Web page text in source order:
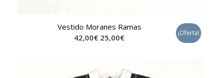
Vestido Moranes Ramas
42,00€ 25,00€ ¡Oferta!